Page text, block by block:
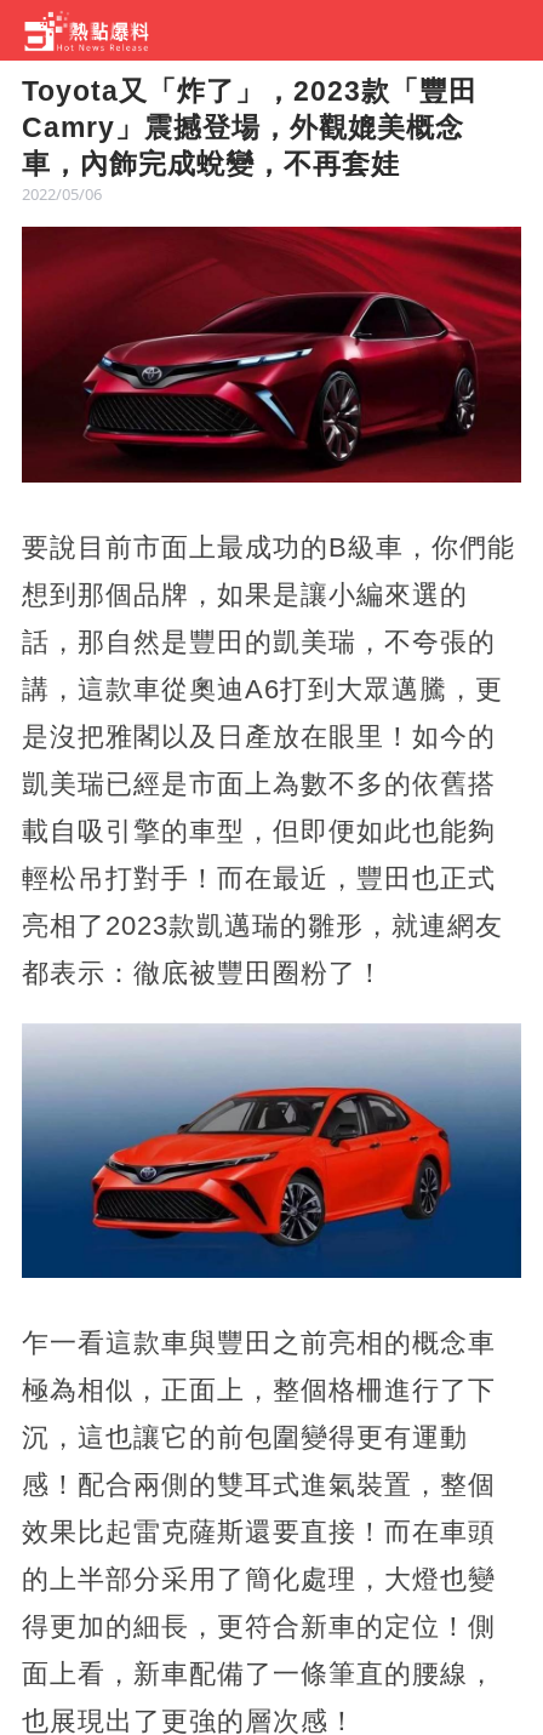
Toyota又「炸了」，2023款「豐田
Camry」震撼登場，外觀媲美概念
車，內飾完成蛻變，不再套娃
2022/05/06
要說目前市面上最成功的B級車，你們能
想到那個品牌，如果是讓小編來選的
話，那自然是豐田的凱美瑞，不夸張的
講，這款車從奧迪A6打到大眾邁騰，更
是沒把雅閣以及日產放在眼里！如今的
凱美瑞已經是市面上為數不多的依舊搭
載自吸引擎的車型，但即便如此也能夠
輕松吊打對手！而在最近，豐田也正式
亮相了2023款凱邁瑞的雛形，就連網友
都表示：徹底被豐田圈粉了！
乍一看這款車與豐田之前亮相的概念車
極為相似，正面上，整個格柵進行了下
沉，這也讓它的前包圍變得更有運動
感！配合兩側的雙耳式進氣裝置，整個
效果比起雷克薩斯還要直接！而在車頭
的上半部分采用了簡化處理，大燈也變
得更加的細長，更符合新車的定位！側
面上看，新車配備了一條筆直的腰線，
也展現出了更強的層次感！